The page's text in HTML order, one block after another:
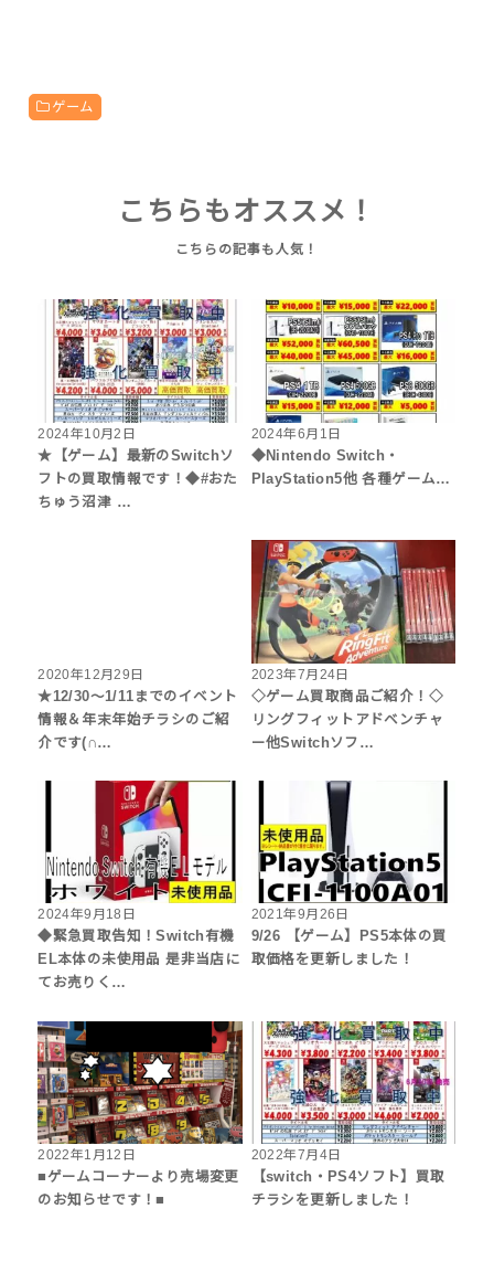
ゲーム
こちらもオススメ！
2024年10月2日
★【ゲーム】最新のSwitchソ
フトの買取情報です！◆#おた
ちゅう沼津 …
2024年6月1日
◆Nintendo Switch・
PlayStation5他 各種ゲーム…
2020年12月29日
★12/30～1/11までのイベント
情報＆年末年始チラシのご紹
介です(∩…
2023年7月24日
◇ゲーム買取商品ご紹介！◇
リングフィットアドベンチャ
ー他Switchソフ…
2024年9月18日
◆緊急買取告知！Switch有機
EL本体の未使用品 是非当店に
てお売りく…
2021年9月26日
9/26 【ゲーム】PS5本体の買
取価格を更新しました！
2022年1月12日
■ゲームコーナーより売場変更
のお知らせです！■
2022年7月4日
【switch・PS4ソフト】買取
チラシを更新しました！